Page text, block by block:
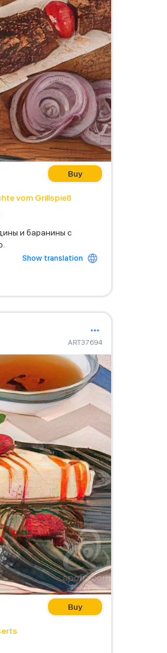
Buy
vom Grillspieß
и баранины с
Show translation
ART37694
Buy